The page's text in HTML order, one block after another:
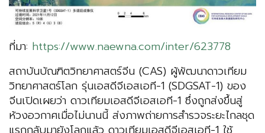
ที่มา: https://www.naewna.com/inter/623778
สถาบันบัณฑิตวิทยาศาสตร์จีน (CAS) ผู้พัฒนาดาวเทียม
วิทยาศาสตร์โลก รุ่นเอสดีจีเอสเอที-1 (SDGSAT-1) ของ
จีนเปิดเผยว่า ดาวเทียมเอสดีจีเอสเอที-1 ซึ่งถูกส่งขึ้นสู่
ห้วงอวกาศเมื่อไม่นานนี้ ส่งภาพถ่ายการสำรวจระยะไกลชุด